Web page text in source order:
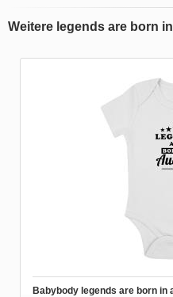
Weitere legends are born
Babybody legends are born in